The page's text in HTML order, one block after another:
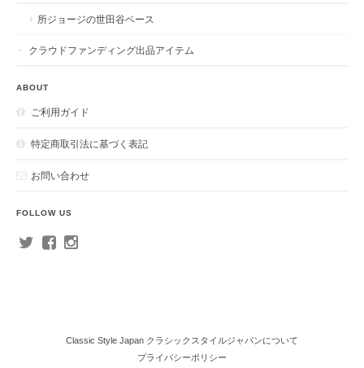
所ジョージの世田谷ベース
クラウドファンディング出品アイテム
ABOUT
ご利用ガイド
特定商取引法に基づく表記
お問い合わせ
FOLLOW US
Classic Style Japan クラシックスタイルジャパンについて
プライバシーポリシー